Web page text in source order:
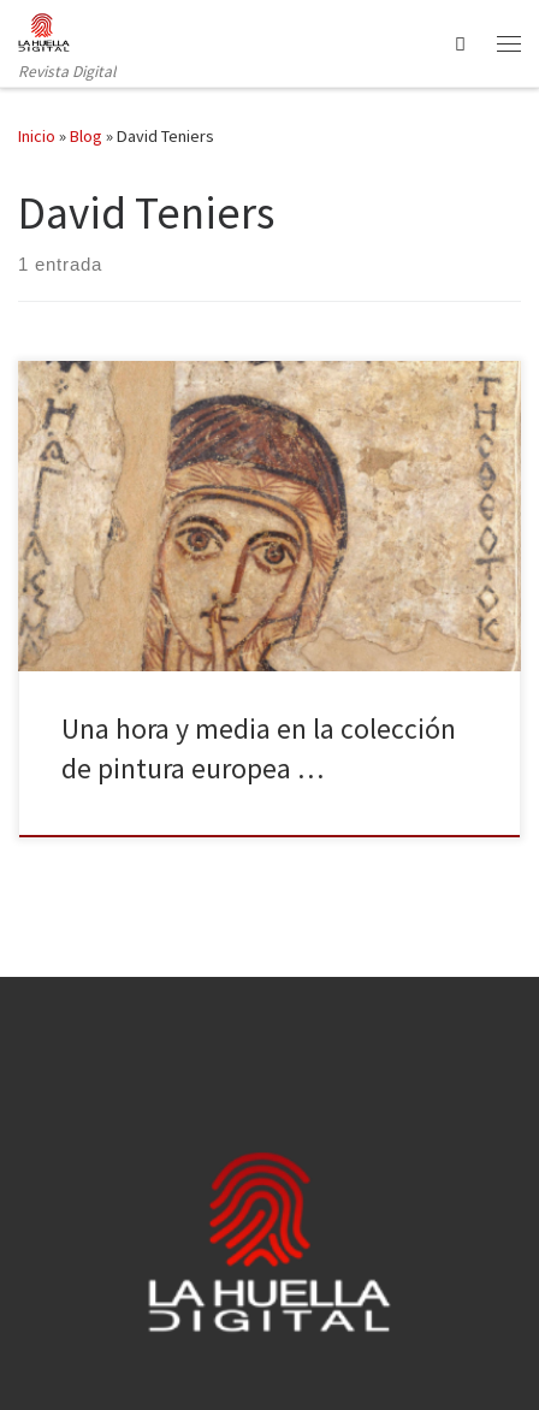
Saltar al contenido
Revista Digital
Search
Inicio »Blog »David Teniers
David Teniers
1 entrada
La ciudad de Varsovia ofrece un testimonio impactante de los
sucesos ocurridos a lo largo de la historia del siglo XX: un muro
construido por los nazis que rompe el trazado de sus calles y
patios comunales para separar los judíos, una guerra mundial que
la arrasó por completo, un […]
Una hora y media en la colección
de pintura europea …